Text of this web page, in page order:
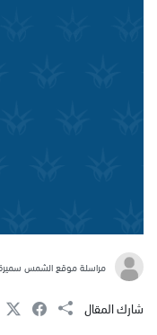
مراسلة موقع الشمس سميرة
شارك المقال